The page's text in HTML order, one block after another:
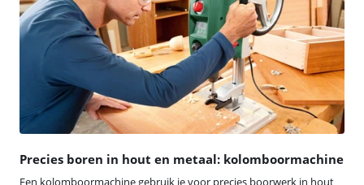
Precies boren in hout en metaal: kolomboormachine
Een kolomboormachine gebruik je voor precies boorwerk in hout